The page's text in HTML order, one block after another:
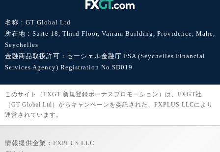
名称：GT Global Ltd
所在地：Suite 18, Third Floor, Vairam Building, Providence, Mahe,
Seychelles
金融商品取扱許可：セーシェル金融庁 FSA (Seychelles Financial
Services Agency) Registration No.SD019
このサイト（FXGT 新規登録ボーナスプロモーション）は、FXGT社
（GT Global Ltd）からキャンペーンを委託された、FXPLUS LLCにより
運営されています。
情報提供企業：FXPLUS LLC